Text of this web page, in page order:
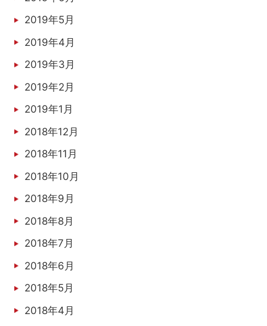
2019年5月
2019年4月
2019年3月
2019年2月
2019年1月
2018年12月
2018年11月
2018年10月
2018年9月
2018年8月
2018年7月
2018年6月
2018年5月
2018年4月